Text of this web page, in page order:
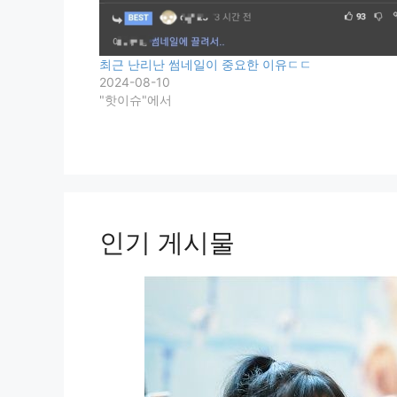
최근 난리난 썸네일이 중요한 이유ㄷㄷ
2024-08-10
"핫이슈"에서
인기 게시물